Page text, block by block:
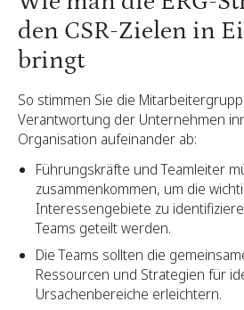
den CSR-Zielen in
bringt
So stimmen Sie die
Verantwortung der Unternehmen
Organisation aufeinander ab:
Führungskräfte und Teamleiter
zusammenkommen, um die
Interessengebiete zu
Teams geteilt werden.
Die Teams sollten die
Ressourcen und Strategien für
Ursachenbereiche erleichtern.